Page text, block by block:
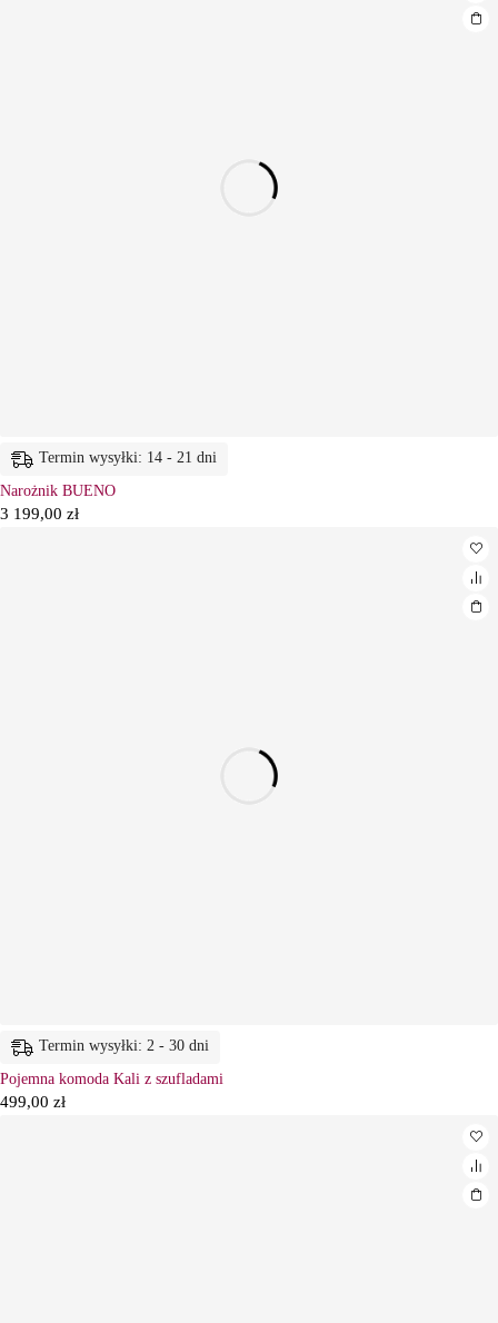
Termin wysyłki: 14 - 21 dni
Narożnik BUENO
3 199,00 zł
Termin wysyłki: 2 - 30 dni
Pojemna komoda Kali z szufladami
499,00 zł